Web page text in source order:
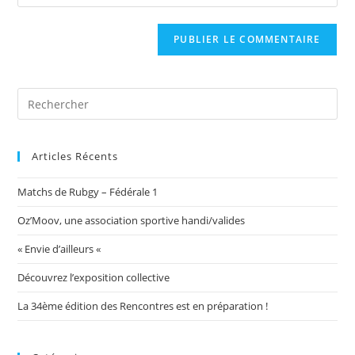
comment
l’URL
Articles Récents
Matchs de Rubgy – Fédérale 1
Oz’Moov, une association sportive handi/valides
« Envie d’ailleurs «
Découvrez l’exposition collective
La 34ème édition des Rencontres est en préparation !